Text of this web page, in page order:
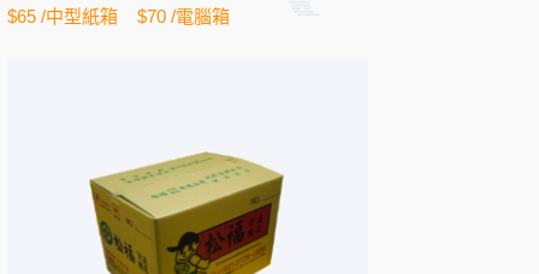
$65 /中型紙箱 $70 /電腦箱